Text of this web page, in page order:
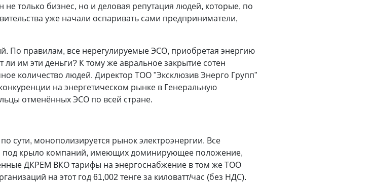
не только бизнес, но и деловая репутация людей, которые, по
уже начали оспаривать сами предприниматели,
По правилам, все нерегулируемые ЭСО, приобретая энергию
ли им эти деньги? К тому же авральное закрытие сотен
количество людей. Директор ТОО "Эксклюзив Энерго Групп"
на энергетическом рынке в Генеральную
отменённых ЭСО по всей стране.
сути, монополизируется рынок электроэнергии. Все
под крыло компаний, имеющих доминирующее положение,
ДКРЕМ ВКО тарифы на энергоснабжение в том же ТОО
на этот год 61,002 тенге за киловатт/час (без НДС).